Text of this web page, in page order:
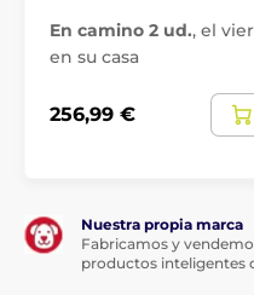
En camino 2 ud., el
en su casa
256,99 €
Nuestra propia marca
Fabricamos y
productos inteligentes